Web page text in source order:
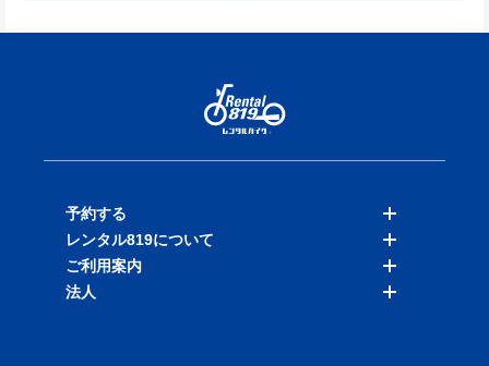
予約する
バイクを探す
店舗を探す
レンタル819について
料金表
ご利用案内
法人